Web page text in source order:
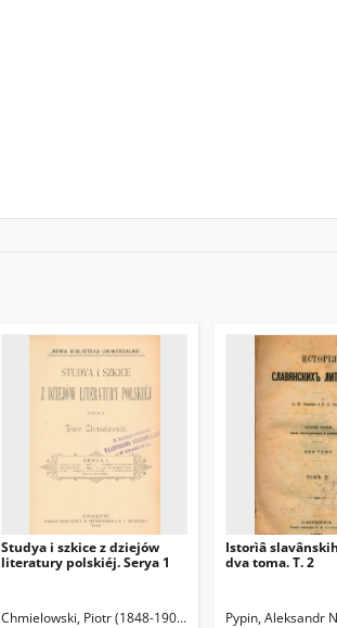
Studya i szkice z dziejów
literatury polskiéj. Serya 1
Chmielowski, Piotr (1848-1904)
Istorìâ
dva toma. T. 2
Pypin, Aleksandr